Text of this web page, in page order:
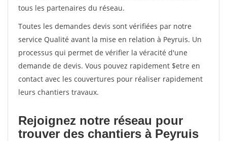
tous les partenaires du réseau.
Toutes les demandes devis sont vérifiées par notre
service Qualité avant la mise en relation à Peyruis. Un
processus qui permet de vérifier la véracité d'une
demande de devis. Vous pouvez rapidement $etre en
contact avec les couvertures pour réaliser rapidement
leurs chantiers travaux.
Rejoignez notre réseau pour
trouver des chantiers à Peyruis